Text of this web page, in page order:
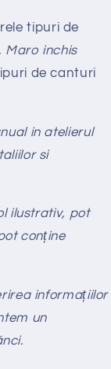
tipuri de
Maro inchis
de canturi
in atelierul
si
ilustrativ, pot
conține
informațiilor
un